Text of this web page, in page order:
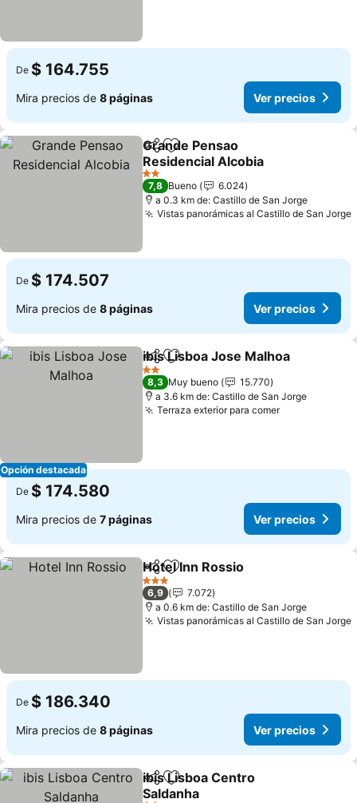
De $ 164.755
Mira precios de 8 páginas Ver precios
CompartirAgregar a favoritos
Grande Pensao
Residencial Alcobia
Ver precios
2 Estrellas
7,8 Bueno
6.024
a 0.3 km de: Castillo de San Jorge
Vistas panorámicas al Castillo de San Jorge
De $ 174.507
Mira precios de 8 páginas Ver precios
Opción destacada
CompartirAgregar a favoritos
ibis Lisboa Jose Malhoa
2 Estrellas
8,3 Muy bueno
15.770
a 3.6 km de: Castillo de San Jorge
Terraza exterior para comerVer precios
De $ 174.580
Mira precios de 7 páginas Ver precios
CompartirAgregar a favoritos
Hotel Inn Rossio
3 Estrellas
6,9
7.072
a 0.6 km de: Castillo de San Jorge
Vistas panorámicas al Castillo de San Jorge
De $ 186.340
Mira precios de 8 páginas Ver precios
CompartirAgregar a favoritos
ibis Lisboa Centro
Saldanha